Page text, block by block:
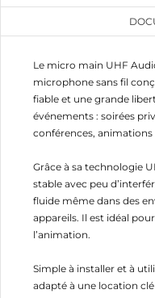
Le micro main UHF
microphone sans fil
fiable et une grande
événements : soirées
conférences,
Grâce à sa technologie
stable avec peu
fluide même dans des
appareils. Il est idéal
l’animation.
Simple à installer et à
adapté à une location